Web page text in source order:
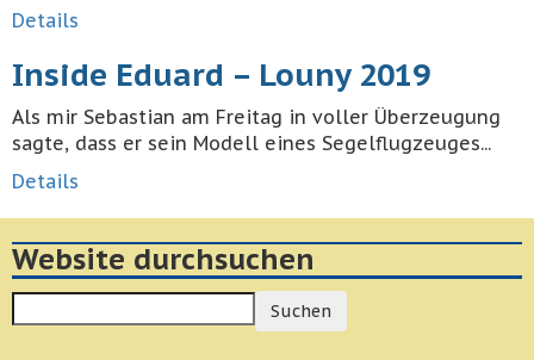
Details
Inside Eduard – Louny 2019
Als mir Sebastian am Freitag in voller Überzeugung
sagte, dass er sein Modell eines Segelflugzeuges...
Details
Website durchsuchen
Suchen